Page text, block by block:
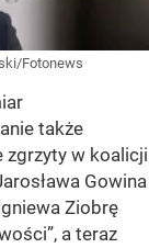
Fotonews
także
zgrzyty w koalicji
Gowina
Ziobrę
a teraz